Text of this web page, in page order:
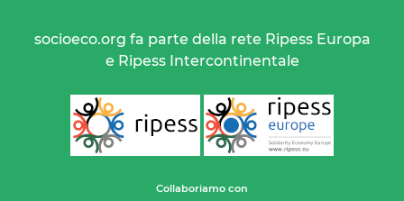
socioeco.org fa parte della rete Ripess Europa
e Ripess Intercontinentale
Collaboriamo con